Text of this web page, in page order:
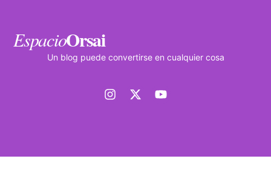
EspacioOrsai
Un blog puede convertirse en cualquier cosa